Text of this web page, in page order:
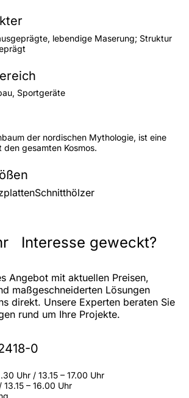
lebendige Maserung; Struktur
Sportgeräte
der nordischen Mythologie, ist eine
gesamten Kosmos.
Schnitthölzer
Interesse geweckt?
Angebot mit aktuellen Preisen,
maßgeschneiderten Lösungen
direkt. Unsere Experten beraten Sie
rund um Ihre Projekte.
0
Uhr / 13.15 – 17.00 Uhr
– 16.00 Uhr